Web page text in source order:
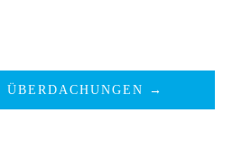
ÜBERDACHUNGEN →